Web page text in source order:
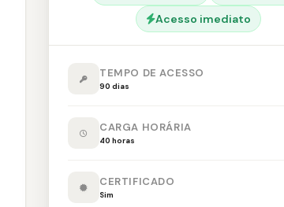
Acesso imediato
TEMPO DE ACESSO
90 dias
CARGA HORÁRIA
40 horas
CERTIFICADO
Sim